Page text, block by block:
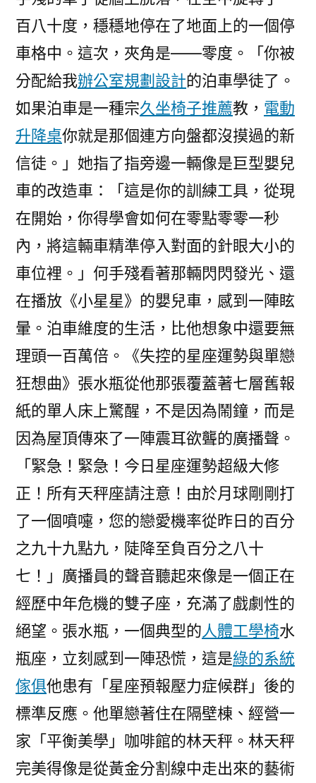
百八十度，穩穩地停在了地面上的一個停
車格中。這次，夾角是——零度。「你被
分配給我辦公室規劃設計的泊車學徒了。
如果泊車是一種宗久坐椅子推薦教， 電動
升降桌你就是那個連方向盤都沒摸過的新
信徒。」她指了指旁邊一輛像是巨型嬰兒
車的改造車：「這是你的訓練工具，從現
在開始，你得學會如何在零點零零一秒
內，將這輛車精準停入對面的針眼大小的
車位裡。」何手殘看著那輛閃閃發光、還
在播放《小星星》的嬰兒車，感到一陣眩
暈。泊車維度的生活，比他想象中還要無
理頭一百萬倍。《失控的星座運勢與單戀
狂想曲》張水瓶從他那張覆蓋著七層舊報
紙的單人床上驚醒，不是因為鬧鐘，而是
因為屋頂傳來了一陣震耳欲聾的廣播聲。
「緊急！緊急！今日星座運勢超級大修
正！所有天秤座請注意！由於月球剛剛打
了一個噴嚏，您的戀愛機率從昨日的百分
之九十九點九，陡降至負百分之八十
七！」廣播員的聲音聽起來像是一個正在
經歷中年危機的雙子座，充滿了戲劇性的
絕望。張水瓶，一個典型的人體工學椅水
瓶座，立刻感到一陣恐慌，這是綠的系統
傢俱他患有「星座預報壓力症候群」後的
標準反應。他單戀著住在隔壁棟、經營一
家「平衡美學」咖啡館的林天秤。林天秤
完美得像是從黃金分割線中走出來的藝術